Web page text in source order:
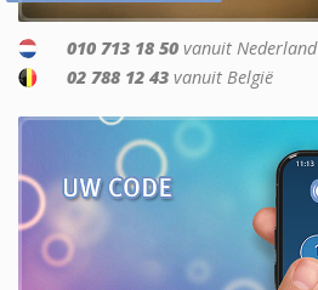
010 713 18 50 vanuit Nederland
02 788 12 43 vanuit België